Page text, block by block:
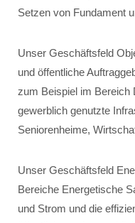
Setzen von Fundament
Unser Geschäftsfeld
und öffentliche
zum Beispiel im Bereich
gewerblich genutzte
Seniorenheime,
Unser Geschäftsfeld
Bereiche Energetische
und Strom und die